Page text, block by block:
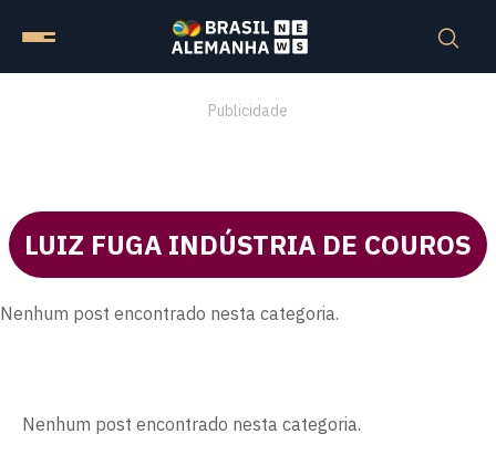
Publicidade
LUIZ FUGA INDÚSTRIA DE COUROS
Nenhum post encontrado nesta categoria.
Nenhum post encontrado nesta categoria.